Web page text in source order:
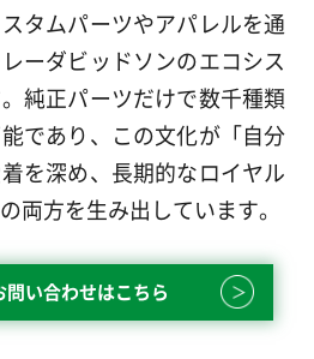
タムパーツやアパレルを通
ーダビッドソンのエコシス
純正パーツだけで数千種類
であり、この文化が「自分
を深め、長期的なロイヤル
両方を生み出しています。
い合わせはこちら